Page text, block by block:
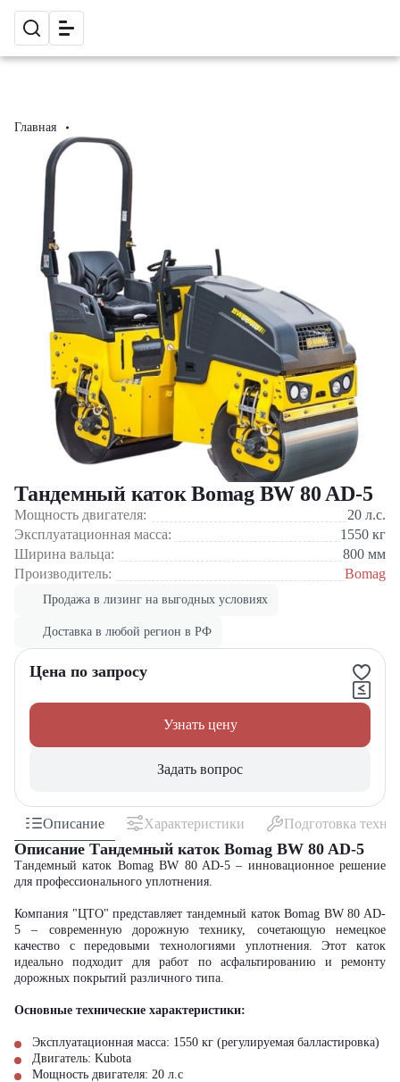
Главная
Тандемный каток Bomag BW 80 AD-5
Мощность двигателя: 20 л.с.
Эксплуатационная масса:
1550 кг
Ширина вальца:
800 мм
Производитель:
Bomag
Продажа в лизинг на выгодных условиях
Доставка в любой регион в РФ
Цена по запросу
Узнать цену
Задать вопрос
Описание Характеристики Подготовка
Описание Тандемный каток Bomag BW 80 AD-5
Тандемный каток Bomag BW 80 AD-5 – инновационное решение
для профессионального уплотнения.
Компания "ЦТО" представляет тандемный каток Bomag BW 80 AD-
5 – современную дорожную технику, сочетающую немецкое
качество с передовыми технологиями уплотнения. Этот каток
идеально подходит для работ по асфальтированию и ремонту
дорожных покрытий различного типа.
Основные технические характеристики:
Эксплуатационная масса: 1550 кг (регулируемая балластировка)
Двигатель: Kubota
Мощность двигателя: 20 л.с